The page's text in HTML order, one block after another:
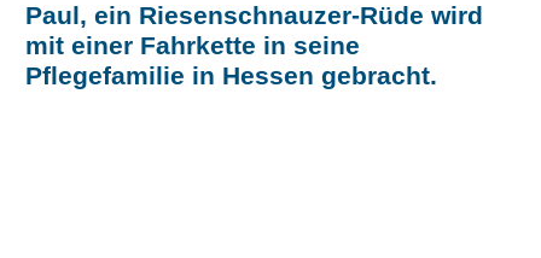
Paul, ein Riesenschnauzer-Rüde wird
mit einer Fahrkette in seine
Pflegefamilie in Hessen gebracht.